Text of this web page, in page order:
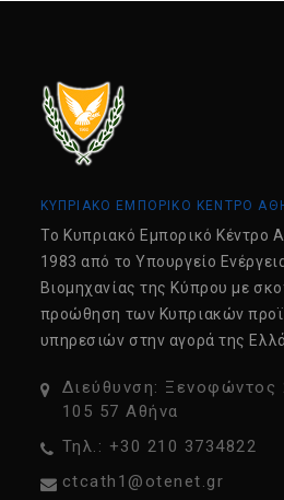
ΚΥΠΡΙΑΚΟ ΕΜΠΟΡΙΚΟ ΚΕΝΤΡΟ
Tο Κυπριακό Εμπορικό Κέντρο
1983 από το Υπουργείο
Βιομηχανίας της Κύπρου με
προώθηση των Κυπριακών
υπηρεσιών στην αγορά της
Διεύθυνση: Ξενοφώντος
105 57 Αθήνα
Τηλ.: +30 210 3734822
ctcath1@otenet.gr